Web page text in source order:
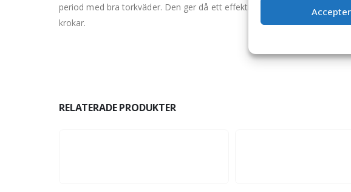
period med bra torkväder. Den ger då ett effektivt skydd mot fukt.
krokar.
RELATERADE PRODUKTER